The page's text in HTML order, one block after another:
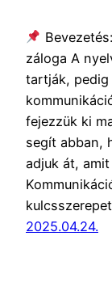
záloga A
tartják, pedig
fejezzük ki
segít abban,
adjuk át,
2025.04.24.